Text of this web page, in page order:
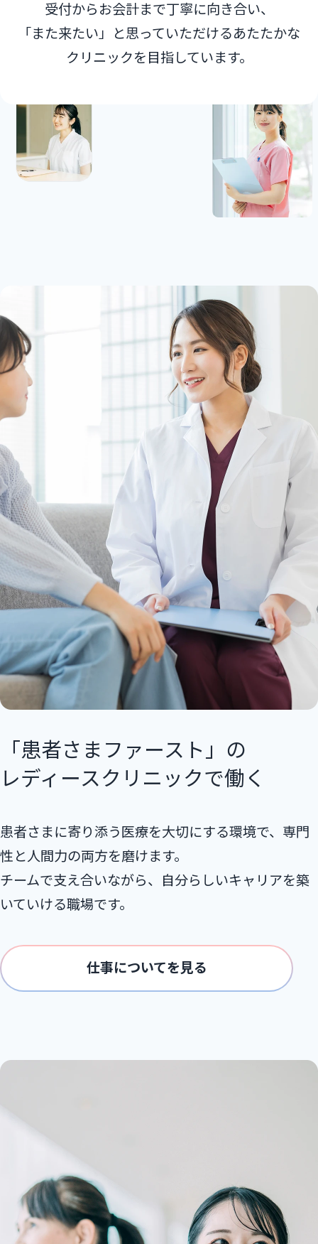
受付からお会計まで丁寧に向き合い、
「また来たい」と思っていただけるあたたかな
クリニックを⽬指しています。
「患者さまファースト」の
レディースクリニックで働く
患者さまに寄り添う医療を⼤切にする環境で、専⾨
性と⼈間⼒の両⽅を磨けます。
チームで⽀え合いながら、⾃分らしいキャリアを築
いていける職場です。
仕事についてを見る